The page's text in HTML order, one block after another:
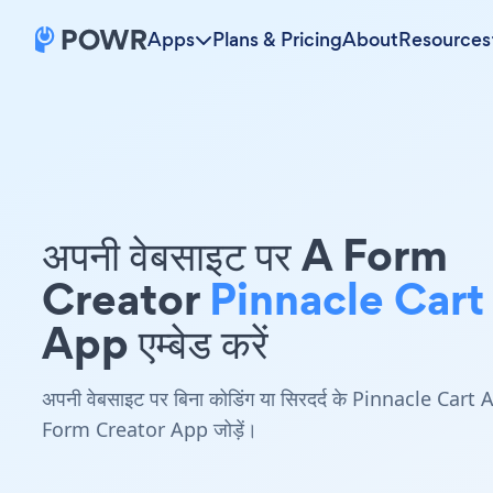
Apps Plans & PricingAboutResources
अपनी वेबसाइट पर A Form
CreatorPinnacle Cart
App एम्बेड करें
अपनी वेबसाइट पर बिना कोडिंग या सिरदर्द के Pinnacle Cart A
Form Creator App जोड़ें।